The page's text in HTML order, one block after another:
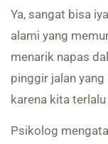
Ya, sangat bisa
alami yang
menarik napas
pinggir jalan
karena kita
Psikolog